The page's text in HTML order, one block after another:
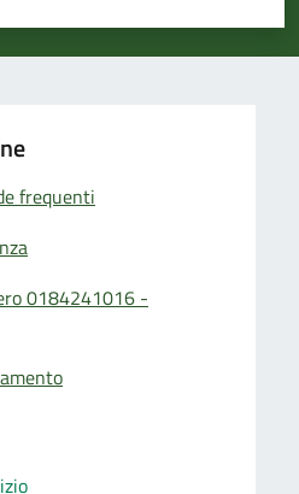
su 5
su 5
frequenti
0184241016 -